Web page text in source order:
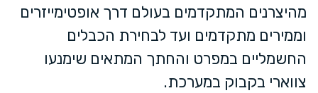
מהיצרנים המתקדמים בעולם דרך אופטימייזרים
וממירים מתקדמים ועד לבחירת הכבלים
החשמליים במפרט והחתך המתאים שימנעו
צווארי בקבוק במערכת.